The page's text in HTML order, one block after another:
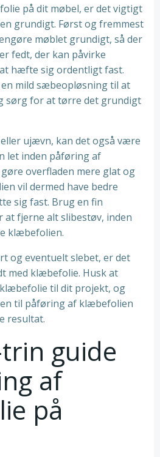
på dit møbel, er det vigtigt
grundigt. Først og fremmest
møblet grundigt, så der
fedt, der kan påvirke
hæfte sig ordentligt fast.
mild sæbeopløsning til at
sørg for at tørre det grundigt
ujævn, kan det også være
let inden påføring af
overfladen mere glat og
vil dermed have bedre
sig fast. Brug en fin
fjerne alt slibestøv, inden
klæbefolien.
og eventuelt slebet, er det
med klæbefolie. Husk at
til dit projekt, og
til påføring af klæbefolien
resultat.
guide
af
på